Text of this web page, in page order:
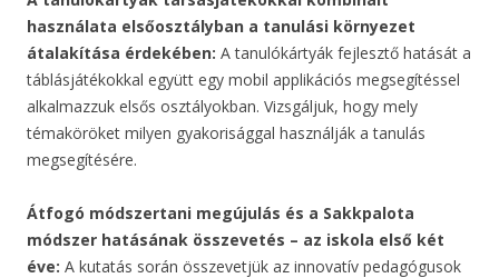
használata elsőosztályban a tanulási környezet
átalakítása érdekében: A tanulókártyák fejlesztő hatását a
táblásjátékokkal együtt egy mobil applikációs megsegítéssel
alkalmazzuk elsős osztályokban. Vizsgáljuk, hogy mely
témaköröket milyen gyakorisággal használják a tanulás
megsegítésére.
Átfogó módszertani megújulás és a Sakkpalota
módszer hatásának összevetés – az iskola első két
éve: A kutatás során összevetjük az innovatív pedagógusok